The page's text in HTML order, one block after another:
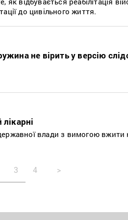
до цивільного життя.
не вірить у версію
влади з вимогою вжити
3 4 >